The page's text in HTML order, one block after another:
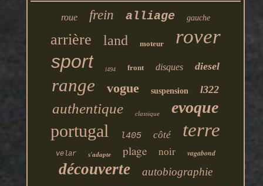
roue frein alliage gauche
arrière land moteur rover
sport l494 front disques diesel
range vogue suspension l322
authentique classique evoque
portugal l405 côté terre
velar s'adapte plage noir vagabond
découverte autobiographie